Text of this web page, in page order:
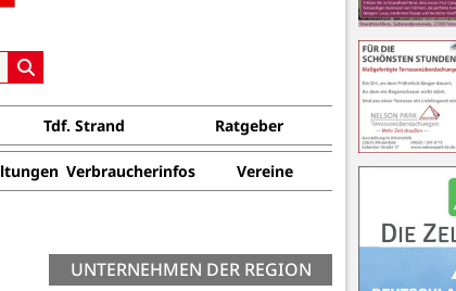
Tdf. Strand Ratgeber
Verbraucherinfos Vereine
UNTERNEHMEN DER REGION